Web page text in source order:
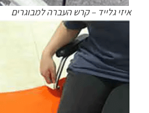
איזי גלייד – קרש העברה למבוגרים